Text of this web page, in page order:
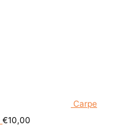
Carpe
€10,00